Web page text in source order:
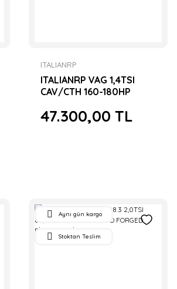
ITALIANRP
ITALIANRP VAG 1,4TSI
CAV/CTH 160-180HP
PISTON SETİ
47.300,00 TL
Aynı gün kargo
Stoktan Teslim